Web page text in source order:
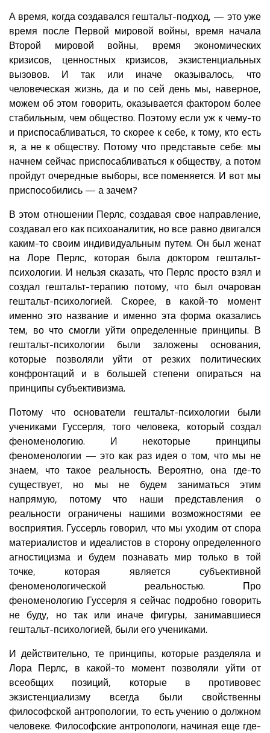
А время, когда создавался гештальт-подход, — это уже
время после Первой мировой войны, время начала
Второй мировой войны, время экономических
кризисов, ценностных кризисов, экзистенциальных
вызовов. И так или иначе оказывалось, что
человеческая жизнь, да и по сей день мы, наверное,
можем об этом говорить, оказывается фактором более
стабильным, чем общество. Поэтому если уж к чему-то
и приспосабливаться, то скорее к себе, к тому, кто есть
я, а не к обществу. Потому что представьте себе: мы
начнем сейчас приспосабливаться к обществу, а потом
пройдут очередные выборы, все поменяется. И вот мы
приспособились — а зачем?
В этом отношении Перлс, создавая свое направление,
создавал его как психоаналитик, но все равно двигался
каким-то своим индивидуальным путем. Он был женат
на Лоре Перлс, которая была доктором гештальт-
психологии. И нельзя сказать, что Перлс просто взял и
создал гештальт-терапию потому, что был очарован
гештальт-психологией. Скорее, в какой-то момент
именно это название и именно эта форма оказались
тем, во что смогли уйти определенные принципы. В
гештальт-психологии были заложены основания,
которые позволяли уйти от резких политических
конфронтаций и в большей степени опираться на
принципы субъективизма.
Потому что основатели гештальт-психологии были
учениками Гуссерля, того человека, который создал
феноменологию. И некоторые принципы
феноменологии — это как раз идея о том, что мы не
знаем, что такое реальность. Вероятно, она где-то
существует, но мы не будем заниматься этим
напрямую, потому что наши представления о
реальности ограничены нашими возможностями ее
восприятия. Гуссерль говорил, что мы уходим от спора
материалистов и идеалистов в сторону определенного
агностицизма и будем познавать мир только в той
точке, которая является субъективной
феноменологической реальностью. Про
феноменологию Гуссерля я сейчас подробно говорить
не буду, но так или иначе фигуры, занимавшиеся
гештальт-психологией, были его учениками.
И действительно, те принципы, которые разделяла и
Лора Перлс, в какой-то момент позволяли уйти от
всеобщих позиций, которые в противовес
экзистенциализму всегда были свойственны
философской антропологии, то есть учению о должном
человеке. Философские антропологи, начиная еще где-